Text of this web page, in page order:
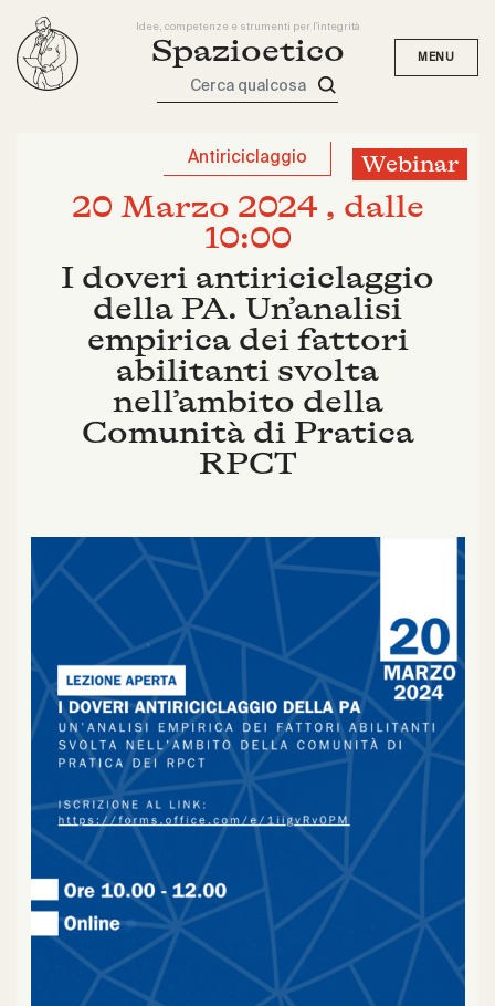
Idee, competenze e strumenti per l'integrità
Spazioetico
Cerca qualcosa
Antiriciclaggio
20 Marzo 2024 , dalle
10:00
I doveri antiriciclaggio
della PA. Un’analisi
empirica dei fattori
abilitanti svolta
nell’ambito della
Comunità di Pratica
RPCT
Webinar